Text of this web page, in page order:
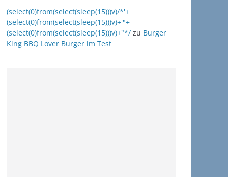
(select(0)from(select(sleep(15)))v)/*'+
(select(0)from(select(sleep(15)))v)+'"+
(select(0)from(select(sleep(15)))v)+"*/ zu Burger
King BBQ Lover Burger im Test